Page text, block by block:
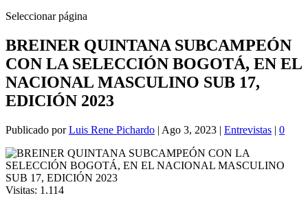
Seleccionar página
BREINER QUINTANA SUBCAMPEÓN
CON LA SELECCIÓN BOGOTÁ, EN EL
NACIONAL MASCULINO SUB 17,
EDICIÓN 2023
Publicado porLuis Rene Pichardo | Ago 3, 2023 | Entrevistas | 0
Visitas: 1.114